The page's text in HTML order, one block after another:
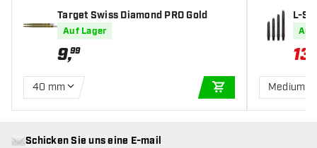
Target Swiss Diamond PRO Gold
Auf Lager
9,99
40 mm
IN DEN
L-
fts
Auf
13
Medium
Schicken Sie uns eine E-mail